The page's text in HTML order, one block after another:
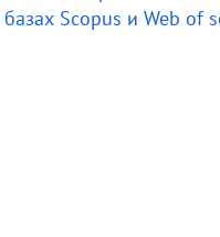
Scopus и Web of